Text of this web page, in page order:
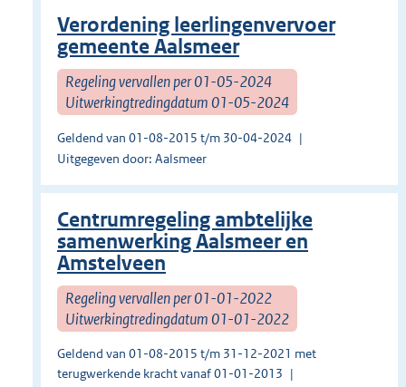
Verordening leerlingenvervoer
gemeente Aalsmeer
Regeling vervallen per 01-05-2024
Uitwerkingtredingdatum 01-05-2024
Geldend van 01-08-2015 t/m 30-04-2024
Uitgegeven door: Aalsmeer
Centrumregeling ambtelijke
samenwerking Aalsmeer en
Amstelveen
Regeling vervallen per 01-01-2022
Uitwerkingtredingdatum 01-01-2022
Geldend van 01-08-2015 t/m 31-12-2021 met
terugwerkende kracht vanaf 01-01-2013